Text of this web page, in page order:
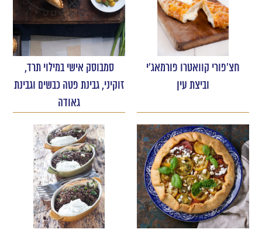
חצ'פורי קוואטרו פורמאג'י
וביצת עין
סמבוסק אישי במילוי תרד,
זוקיני, גבינת פטה כבשים וגבינת
גאודה